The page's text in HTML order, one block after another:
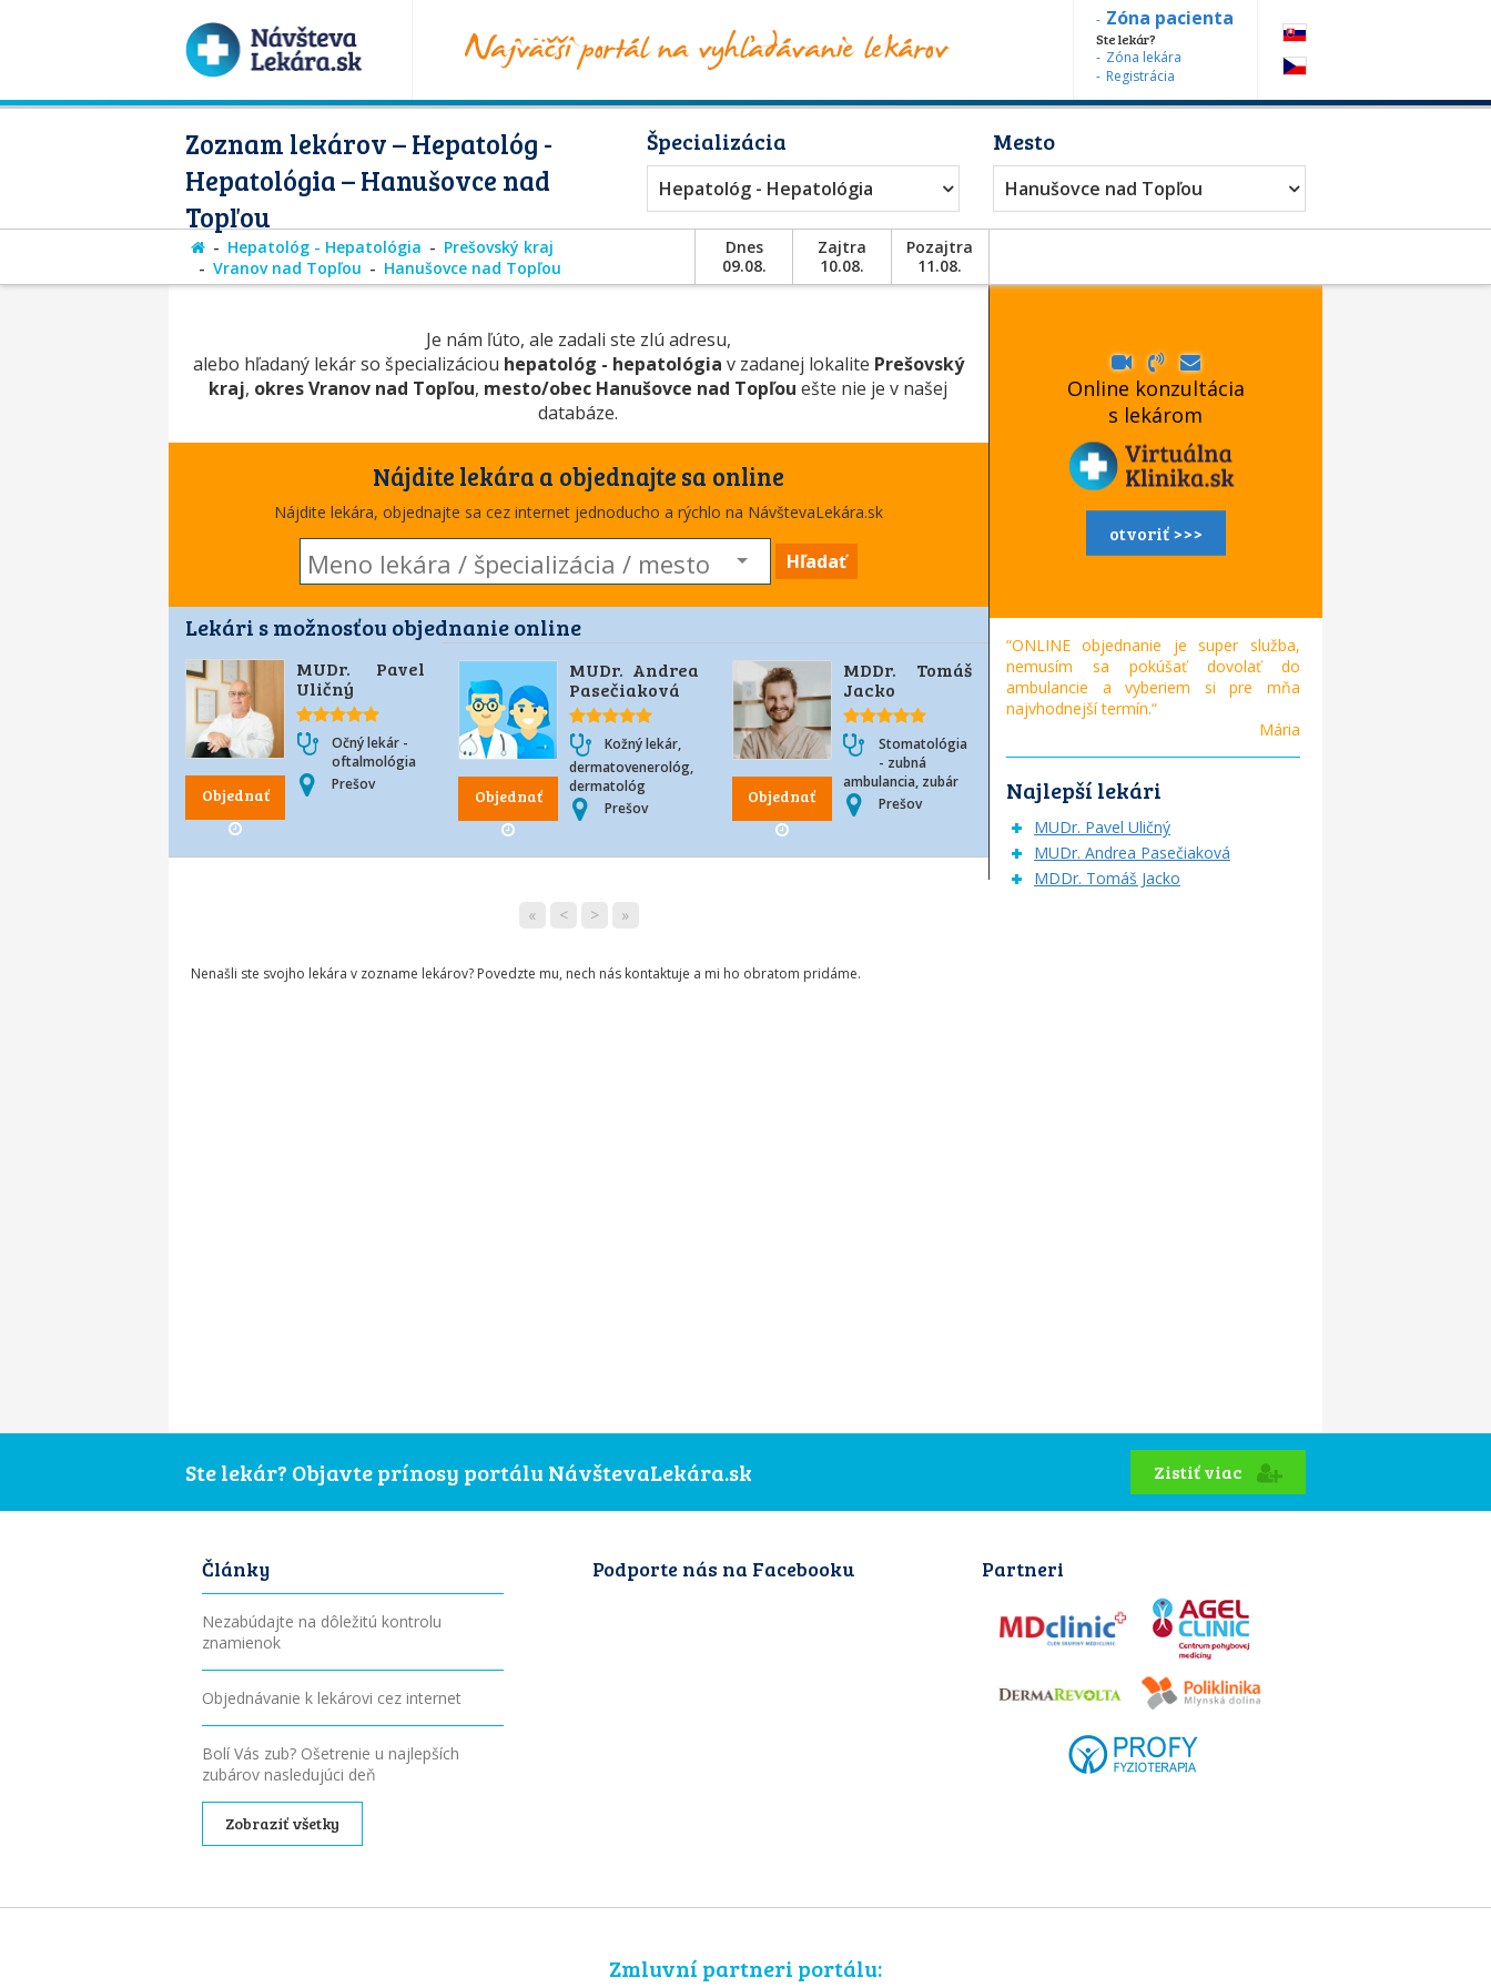
Zóna pacienta
Ste lekár?
Zóna lekára
Registrácia
Zoznam lekárov – Hepatológ -
Hepatológia – Hanušovce nad
Topľou
Špecializácia
Hepatológ - Hepatológia
Mesto
Hanušovce nad Topľou
Hepatológ - Hepatológia
Prešovský kraj
Vranov nad Topľou
Hanušovce nad Topľou
Dnes
09.08.
Zajtra
10.08.
Pozajtra
11.08.
Je nám ľúto, ale zadali ste zlú adresu,
alebo hľadaný lekár so špecializáciou hepatológ - hepatológia v zadanej lokalite Prešovský
kraj, okres Vranov nad Topľou, mesto/obec Hanušovce nad Topľou ešte nie je v našej
databáze.
Nájdite lekára a objednajte sa online
Nájdite lekára, objednajte sa cez internet jednoducho a rýchlo na NávštevaLekára.sk
Hľadať
Lekári s možnosťou objednanie online
Objednať
MUDr. Pavel
Uličný
Očný lekár -
oftalmológia
Prešov
Objednať
MUDr. Andrea
Pasečiaková
Kožný lekár,
dermatovenerológ,
dermatológ
Prešov
Objednať
MDDr. Tomáš
Jacko
Stomatológia
- zubná
ambulancia, zubár
Prešov
« < > »
Nenašli ste svojho lekára v zozname lekárov? Povedzte mu, nech nás kontaktuje a mi ho obratom pridáme.
Online konzultácia
s lekárom
otvoriť >>>
“ONLINE objednanie je super služba,
nemusím sa pokúšať dovolať do
ambulancie a vyberiem si pre mňa
najvhodnejší termín.“
Mária
Najlepší lekári
MUDr. Pavel Uličný
MUDr. Andrea Pasečiaková
MDDr. Tomáš Jacko
Ste lekár? Objavte prínosy portálu NávštevaLekára.sk Zistiť viac
Články
Nezabúdajte na dôležitú kontrolu
znamienok
Objednávanie k lekárovi cez internet
Bolí Vás zub? Ošetrenie u najlepších
zubárov nasledujúci deň
Zobraziť všetky
Podporte nás na Facebooku Partneri
Zmluvní partneri portálu: